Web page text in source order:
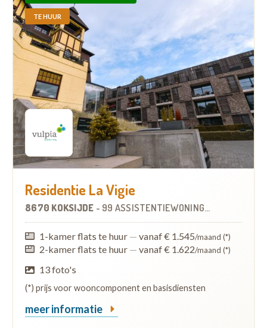
TE HUUR
Residentie La Vigie
8670 KOKSIJDE - 99 ASSISTENTIEWONINGEN
1-kamer flats te huur — vanaf € 1.545/maand (*)
2-kamer flats te huur — vanaf € 1.622/maand (*)
13 foto's
(*) prijs voor wooncomponent en basisdiensten
meer informatie